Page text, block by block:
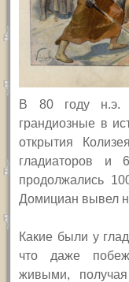
В 80 году н.э.
грандиозные в
открытия
гладиаторов и
продолжались
Домициан вывел
Какие были у
что даже
живыми,